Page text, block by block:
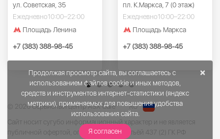
ул. Советская, 35
Ежедневно10:00–22:00
Площадь Ленина
+7 (383) 388-98-45
пл. К.Маркса, 7 (0 этаж)
Ежедневно10:00–22:00
Площадь Маркса
+7 (383) 388-98-45
© 2026 Сервисный центр ASX Care
RU
Сайт носит сугубо информационный характер и не является
публичной офертой, определённой статьёй 437 (2) ГК РФ
×
Продолжая просмотр сайта, вы соглашаетесь с
использованием файлов cookie и иных методов,
средств и инструментов интернет-статистики (яндекс
метрики), применяемых для повышения удобства
использования сайта.
Я согласен